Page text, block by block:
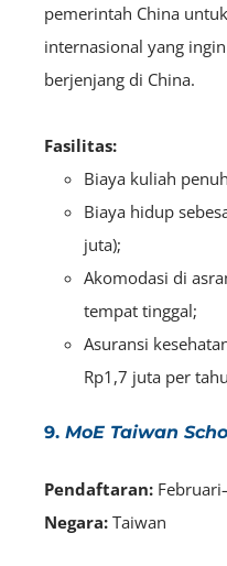
pemerintah China
internasional yang
berjenjang di China.
Fasilitas:
Biaya kuliah
Biaya hidup
juta);
Akomodasi di
tempat tinggal;
Asuransi
Rp1,7 juta per
9. MoE Taiwan
Pendaftaran:
Negara: Taiwan